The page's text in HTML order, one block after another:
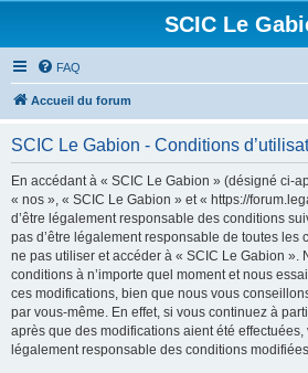
SCIC Le
FAQ
Accueil du forum
SCIC Le Gabion - Conditions
En accédant à « SCIC Le Gabion » (désigné ci-
« nos », « SCIC Le Gabion » et « https://
d’être légalement responsable des conditions
pas d’être légalement responsable de toutes les
ne pas utiliser et accéder à « SCIC Le Gabion ».
conditions à n’importe quel moment et nous
ces modifications, bien que nous vous
par vous-même. En effet, si vous continuez à
après que des modifications aient été effectuées,
légalement responsable des conditions